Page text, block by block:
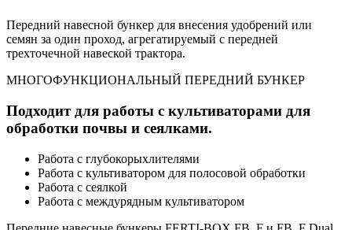
Передний навесной бункер для внесения удобрений или
семян за один проход, агрегатируемый с передней
трехточечной навеской трактора.
МНОГОФУНКЦИОНАЛЬНЫЙ ПЕРЕДНИЙ БУНКЕР
Подходит для работы с культиваторами для
обработки почвы и сеялками.
Работа с глубокорыхлителями
Работа с культиватором для полосовой обработки
Работа с сеялкой
Работа с междурядным культиватором